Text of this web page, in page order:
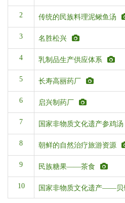
2 传统的民族料理泥鳅鱼汤
3 名胜松兴
4 乳制品生产供应体系
5 长寿高丽药厂
6 启兴制药厂
7 国家非物质文化遗产参鸡汤
8 朝鲜的自然治疗旅游资源
9 民族糖果——茶食
10 国家非物质文化遗产——贝